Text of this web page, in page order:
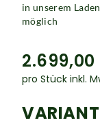
in unserem
möglich
pro Stück inkl.